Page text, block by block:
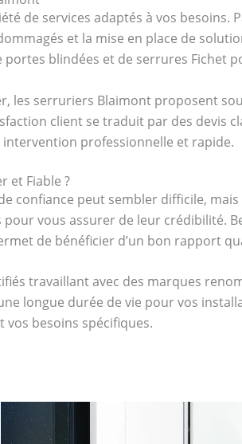
de services adaptés à vos
et la mise en place de
portes blindées et de serrures Fichet
les serruriers Blaimont proposent
client se traduit par des devis
professionnelle et rapide.
et Fiable ?
confiance peut sembler difficile,
vous assurer de leur crédibilité.
de bénéficier d’un bon rapport
travaillant avec des marques
longue durée de vie pour vos
besoins spécifiques.